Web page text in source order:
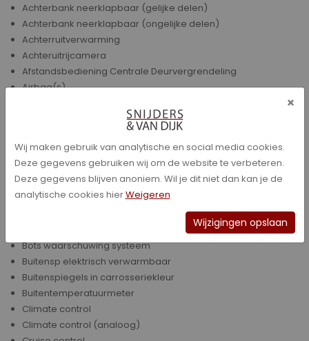
Achterbank neerklapbaar (gelijke delen)
Achterbank neerklapbaar (ongelijke delen)
Achterruitverwarming
Achteruitrijcamera
Afstandsbediening Centrale Deurvergrendeling
Airbag(s)
Airbag(s) voor + zij + overige
Alarmsysteem
Anti Slipregeling
Armsteun achter
Audio
Bestuurdersstoel in hoogte verstelbaar
Bots waarschuwing systeem
Buitensp elektrisch verwarmbaar
Buitenspiegels in carrosseriekleur
Buitentemperatuurmeter
Climate control
Climate control (analoog)
×
Wij maken gebruik van analytische en social media cookies.
Deze gegevens gebruiken wij om de website te verbeteren.
Deze gegevens blijven anoniem. Wil je dit niet dan kan je de
analytische cookies hierWeigeren
Wijzigingen opslaan